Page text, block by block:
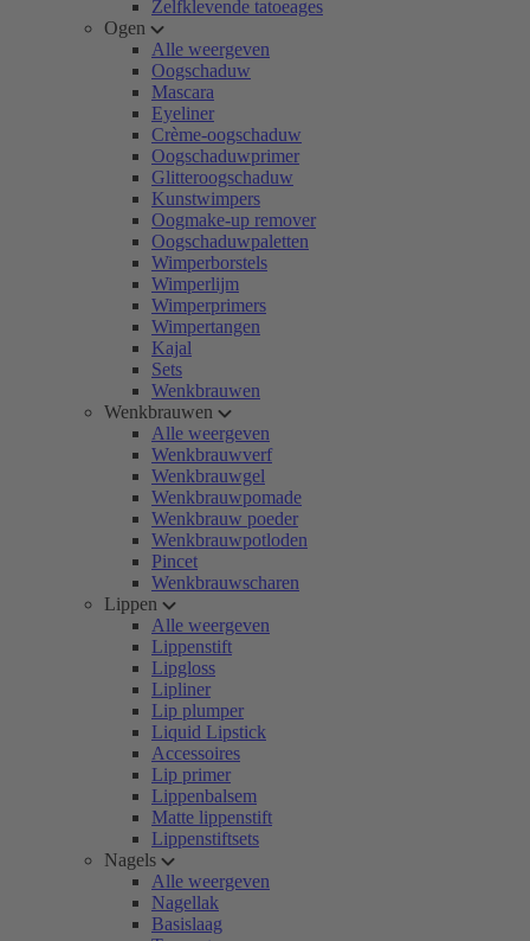
Zelfklevende tatoeages
Ogen
Alle weergeven
Oogschaduw
Mascara
Eyeliner
Crème-oogschaduw
Oogschaduwprimer
Glitteroogschaduw
Kunstwimpers
Oogmake-up remover
Oogschaduwpaletten
Wimperborstels
Wimperlijm
Wimperprimers
Wimpertangen
Kajal
Sets
Wenkbrauwen
Wenkbrauwen
Alle weergeven
Wenkbrauwverf
Wenkbrauwgel
Wenkbrauwpomade
Wenkbrauw poeder
Wenkbrauwpotloden
Pincet
Wenkbrauwscharen
Lippen
Alle weergeven
Lippenstift
Lipgloss
Lipliner
Lip plumper
Liquid Lipstick
Accessoires
Lip primer
Lippenbalsem
Matte lippenstift
Lippenstiftsets
Nagels
Alle weergeven
Nagellak
Basislaag